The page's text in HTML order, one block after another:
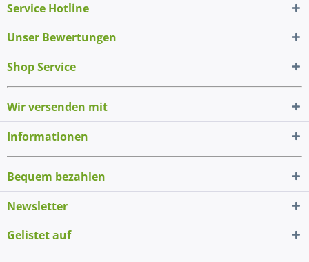
Service Hotline
Unser Bewertungen
Shop Service
Wir versenden mit
Informationen
Bequem bezahlen
Newsletter
Gelistet auf